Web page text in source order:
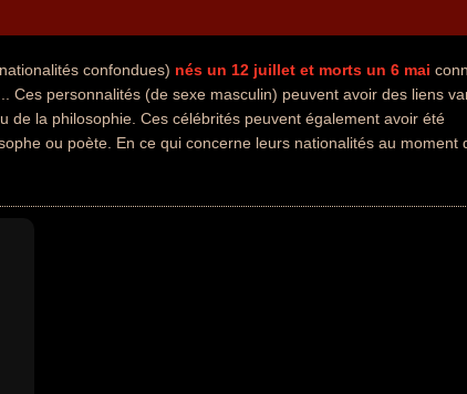
confondues) nés un 12 juillet et morts un 6 mai
Ces personnalités (de sexe masculin) peuvent avoir des liens
de la philosophie. Ces célébrités peuvent également avoir été
ou poète. En ce qui concerne leurs nationalités au moment